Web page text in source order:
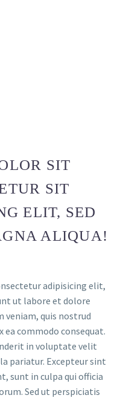
SIT
SIT
ELIT, SED
ALIQUA!
adipisicing elit,
ut labore et dolore
veniam, quis nostrud
commodo consequat.
in voluptate velit
pariatur. Excepteur sint
sunt in culpa qui officia
Sed ut perspiciatis